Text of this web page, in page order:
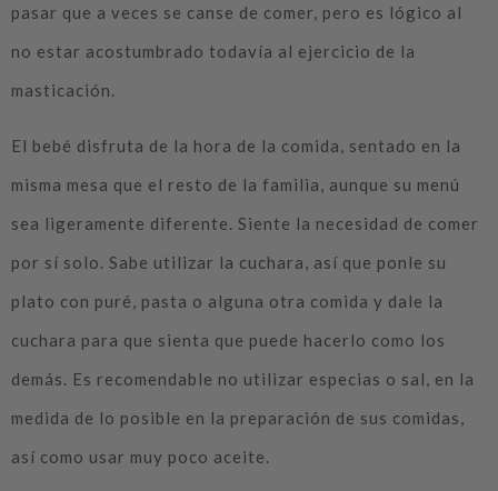
pasar que a veces se canse de comer, pero es lógico al
no estar acostumbrado todavía al ejercicio de la
masticación.
El bebé disfruta de la hora de la comida, sentado en la
misma mesa que el resto de la familia, aunque su menú
sea ligeramente diferente. Siente la necesidad de comer
por sí solo. Sabe utilizar la cuchara, así que ponle su
plato con puré, pasta o alguna otra comida y dale la
cuchara para que sienta que puede hacerlo como los
demás. Es recomendable no utilizar especias o sal, en la
medida de lo posible en la preparación de sus comidas,
así como usar muy poco aceite.